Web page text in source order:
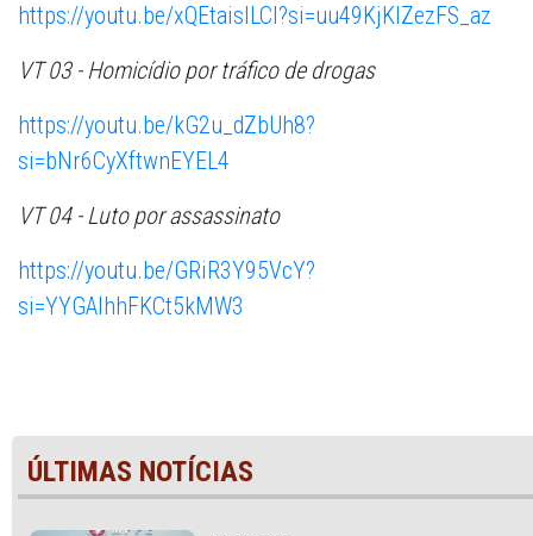
https://youtu.be/xQEtaisILCI?si=uu49KjKlZezFS_az
VT 03 - Homicídio por tráfico de drogas
https://youtu.be/kG2u_dZbUh8?
si=bNr6CyXftwnEYEL4
VT 04 - Luto por assassinato
https://youtu.be/GRiR3Y95VcY?
si=YYGAlhhFKCt5kMW3
ÚLTIMAS NOTÍCIAS